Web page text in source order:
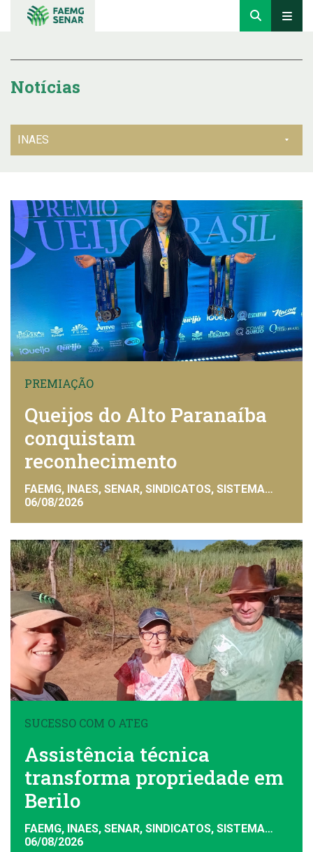
Notícias
PREMIAÇÃO
Queijos do Alto Paranaíba
conquistam
reconhecimento
FAEMG, INAES, SENAR, SINDICATOS, SISTEMA
FAEMG
06/08/2026
SUCESSO COM O ATEG
Assistência técnica
transforma propriedade em
Berilo
FAEMG, INAES, SENAR, SINDICATOS, SISTEMA
FAEMG
06/08/2026